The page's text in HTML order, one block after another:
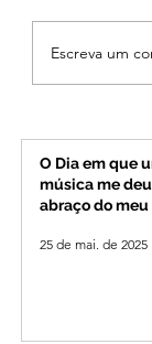
MPMG
gastos
com
mineira
de 4 mil
Escreva um
O Dia em que
música me
abraço do meu
25 de mai. de 2025